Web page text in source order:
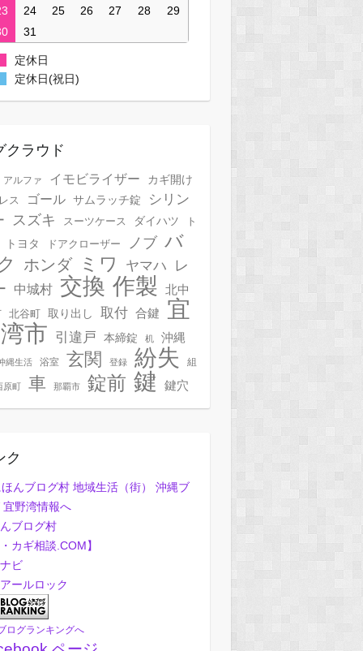
24 25 26 27 28
29
31
定休日
定休日(祝日)
クラウド
アルファ イモビライザー
カギ開け
ス
ゴール サムラッチ錠
シリン
スズキ スーツケース ダイハツ ト
トヨタ ドアクローザー ノブ バ
ホンダ ミワ ヤマハ
レ
中城村 交換 作製
北中
北谷町 取り出し 取付 合鍵
宜
市 引違戸 本締錠 机 沖縄
縄生活 浴室 玄関 登録 紛失 組
原町 車 那覇市 錠前 鍵 鍵穴
ク
ブログ村
カギ相談.COM】
ビ
ールロック
ログランキングへ